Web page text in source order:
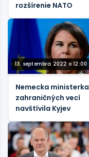
rozšírenie NATO
13. septembra 2022 o 12:00
Nemecka ministerka
zahraničných vecí
navštívila Kyjev